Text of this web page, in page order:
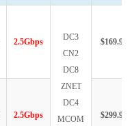
2.5Gbps
DC3
CN2
DC8
ZNET
DC4
MCOM
$169.99
2.5Gbps $299.99